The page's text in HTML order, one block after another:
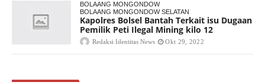
BOLAANG MONGONDOW
BOLAANG MONGONDOW SELATAN
Kapolres Bolsel Bantah Terkait isu Dugaan
Pemilik Peti Ilegal Mining kilo 12
Redaksi Identitas News Okt 29, 2022